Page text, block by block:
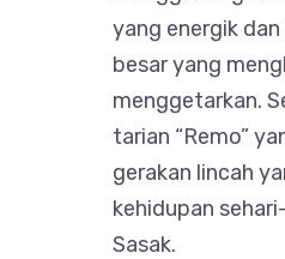
yang energik
besar yang
menggetarkan.
tarian “Remo”
gerakan lincah
kehidupan
Sasak.